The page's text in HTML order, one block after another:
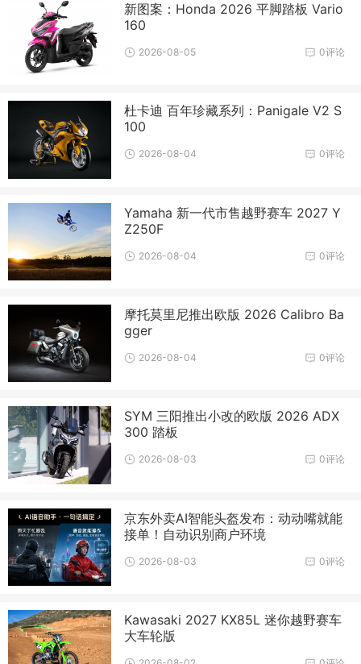
新图案：Honda 2026 平脚踏板 Vario
160
0评论
2026-08-05
杜卡迪 百年珍藏系列：Panigale V2 S
100
0评论
2026-08-04
Yamaha 新一代市售越野赛车 2027 Y
Z250F
0评论
2026-08-04
摩托莫里尼推出欧版 2026 Calibro Ba
gger
0评论
2026-08-04
SYM 三阳推出小改的欧版 2026 ADX
300 踏板
0评论
2026-08-03
京东外卖AI智能头盔发布：动动嘴就能
接单！自动识别商户环境
0评论
2026-08-03
Kawasaki 2027 KX85L 迷你越野赛车
大车轮版